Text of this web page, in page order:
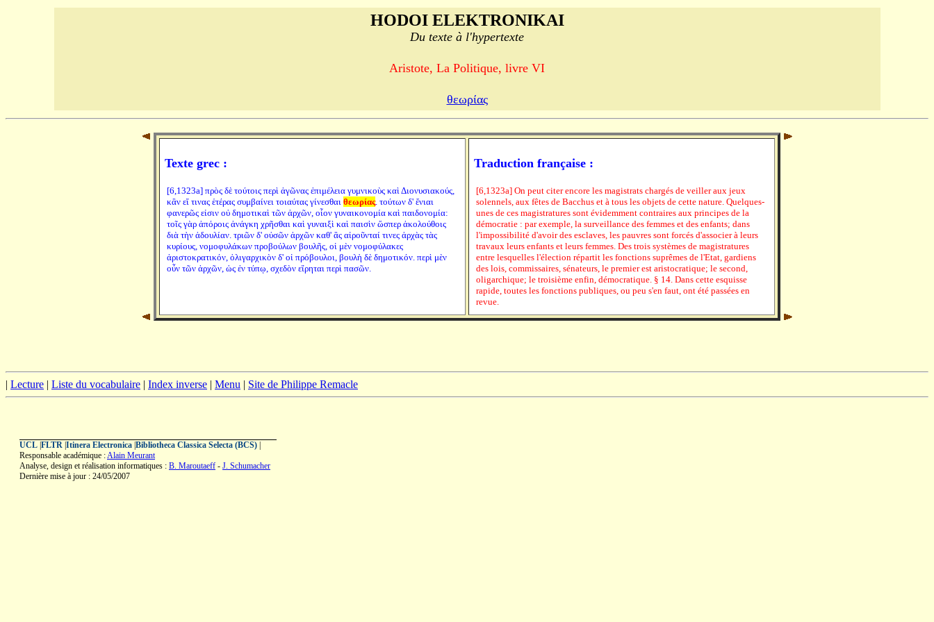
HODOI ELEKTRONIKAI
Du texte à l'hypertexte
Aristote, La Politique, livre VI
θεωρίας
Texte grec :
[6,1323a] πρὸς δὲ τούτοις περὶ ἀγῶνας ἐπιμέλεια γυμνικοὺς καὶ Διονυσιακούς,
κἂν εἴ τινας ἑτέρας συμβαίνει τοιαύτας γίνεσθαι θεωρίας. τούτων δ' ἔνιαι
φανερῶς εἰσιν οὐ δημοτικαὶ τῶν ἀρχῶν, οἷον γυναικονομία καὶ παιδονομία:
τοῖς γὰρ ἀπόροις ἀνάγκη χρῆσθαι καὶ γυναιξὶ καὶ παισὶν ὥσπερ ἀκολούθοις
διὰ τὴν ἀδουλίαν. τριῶν δ' οὐσῶν ἀρχῶν καθ' ἃς αἱροῦνταί τινες ἀρχὰς τὰς
κυρίους, νομοφυλάκων προβούλων βουλῆς, οἱ μὲν νομοφύλακες
ἀριστοκρατικόν, ὀλιγαρχικὸν δ' οἱ πρόβουλοι, βουλὴ δὲ δημοτικόν. περὶ μὲν
οὖν τῶν ἀρχῶν, ὡς ἐν τύπῳ, σχεδὸν εἴρηται περὶ πασῶν.
Traduction française :
[6,1323a] On peut citer encore les magistrats chargés de veiller aux jeux
solennels, aux fêtes de Bacchus et à tous les objets de cette nature. Quelques-
unes de ces magistratures sont évidemment contraires aux principes de la
démocratie : par exemple, la surveillance des femmes et des enfants; dans
l'impossibilité d'avoir des esclaves, les pauvres sont forcés d'associer à leurs
travaux leurs enfants et leurs femmes. Des trois systèmes de magistratures
entre lesquelles l'élection répartit les fonctions suprêmes de l'Etat, gardiens
des lois, commissaires, sénateurs, le premier est aristocratique; le second,
oligarchique; le troisième enfin, démocratique. § 14. Dans cette esquisse
rapide, toutes les fonctions publiques, ou peu s'en faut, ont été passées en
revue.
| Lecture | Liste du vocabulaire | Index inverse | Menu | Site de Philippe Remacle
UCL FLTR Itinera Electronica Bibliotheca Classica Selecta (BCS)
Responsable académique :Alain Meurant
Analyse, design et réalisation informatiques : B. Maroutaeff - J. Schumacher
Dernière mise à jour : 24/05/2007